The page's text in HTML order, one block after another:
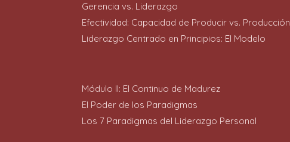
Gerencia vs. Liderazgo
Efectividad: Capacidad de Producir vs. Producción
Liderazgo Centrado en Principios: El Modelo
Módulo II: El Continuo de Madurez
El Poder de los Paradigmas
Los 7 Paradigmas del Liderazgo Personal